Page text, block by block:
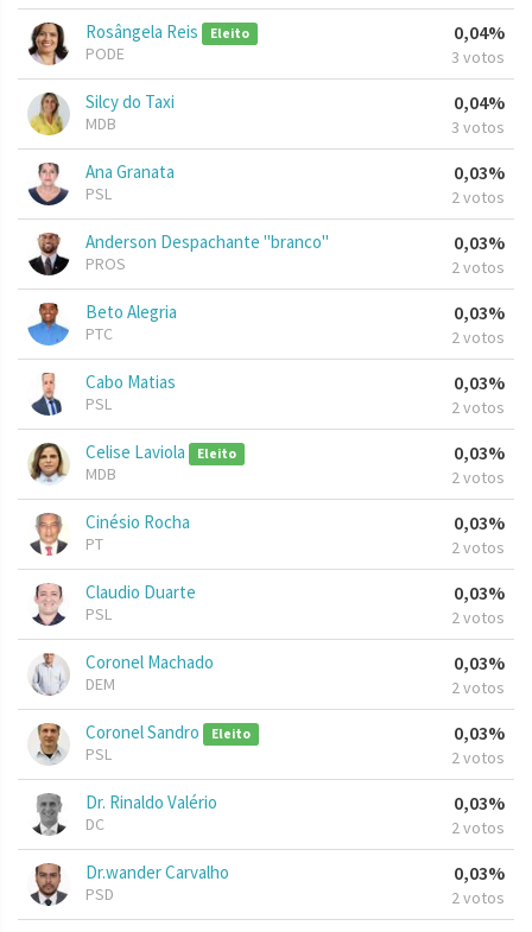
Rosângela Reis Eleito
PODE
0,04%
3 votos
Silcy do Taxi
MDB
0,04%
3 votos
Ana Granata
PSL
0,03%
2 votos
Anderson Despachante "branco"
PROS
0,03%
2 votos
Beto Alegria
PTC
0,03%
2 votos
Cabo Matias
PSL
0,03%
2 votos
Celise Laviola Eleito
MDB
0,03%
2 votos
Cinésio Rocha
PT
0,03%
2 votos
Claudio Duarte
PSL
0,03%
2 votos
Coronel Machado
DEM
0,03%
2 votos
Coronel Sandro Eleito
PSL
0,03%
2 votos
Dr. Rinaldo Valério
DC
0,03%
2 votos
Dr.wander Carvalho
PSD
0,03%
2 votos